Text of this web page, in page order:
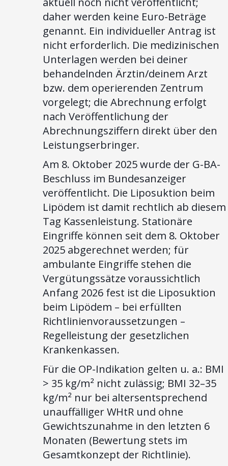
daher werden keine Euro-Beträge
genannt. Ein individueller Antrag ist
nicht erforderlich. Die medizinischen
Unterlagen werden bei deiner
behandelnden Ärztin/deinem Arzt
bzw. dem operierenden Zentrum
vorgelegt; die Abrechnung erfolgt
nach Veröffentlichung der
Abrechnungsziffern direkt über den
Leistungserbringer.
Am 8. Oktober 2025 wurde der G-BA-
Beschluss im Bundesanzeiger
veröffentlicht. Die Liposuktion beim
Lipödem ist damit rechtlich ab diesem
Tag Kassenleistung. Stationäre
Eingriffe können seit dem 8. Oktober
2025 abgerechnet werden; für
ambulante Eingriffe stehen die
Vergütungssätze voraussichtlich
Anfang 2026 fest ist die Liposuktion
beim Lipödem – bei erfüllten
Richtlinienvoraussetzungen –
Regelleistung der gesetzlichen
Krankenkassen.
Für die OP-Indikation gelten u. a.: BMI
> 35 kg/m² nicht zulässig; BMI 32–35
kg/m² nur bei altersentsprechend
unauffälliger WHtR und ohne
Gewichtszunahme in den letzten 6
Monaten (Bewertung stets im
Gesamtkonzept der Richtlinie).